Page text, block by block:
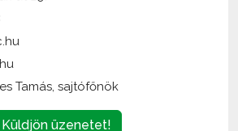
Küldjön üzenetet!